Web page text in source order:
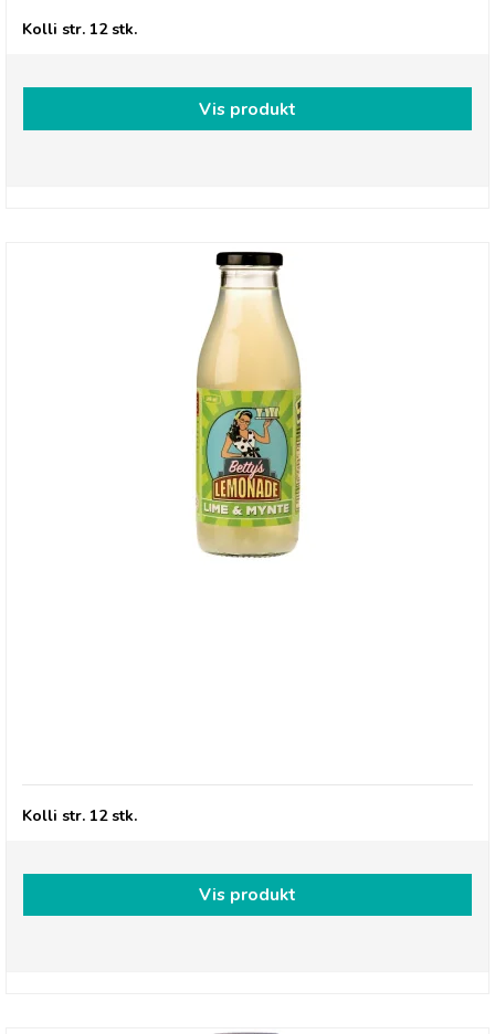
Kolli str. 12 stk.
Vis produkt
Kolli str. 12 stk.
Vis produkt